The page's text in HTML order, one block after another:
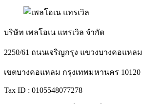
บริษัท เพลโอเน แทรเวิล จำกัด
2250/61 ถนนเจริญกรุง แขวงบางคอแหลม
เขตบางคอแหลม กรุงเทพมหานคร 10120
Tax ID : 0105548077278